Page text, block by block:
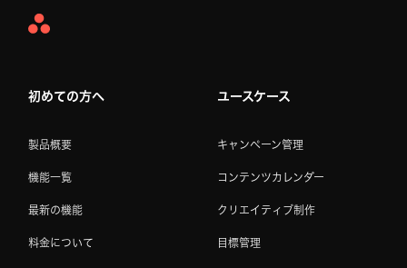
Asana
初めての方へ
製品概要
機能一覧
最新の機能
料金について
ユースケース
キャンペーン管理
コンテンツカレンダー
クリエイティブ制作
目標管理